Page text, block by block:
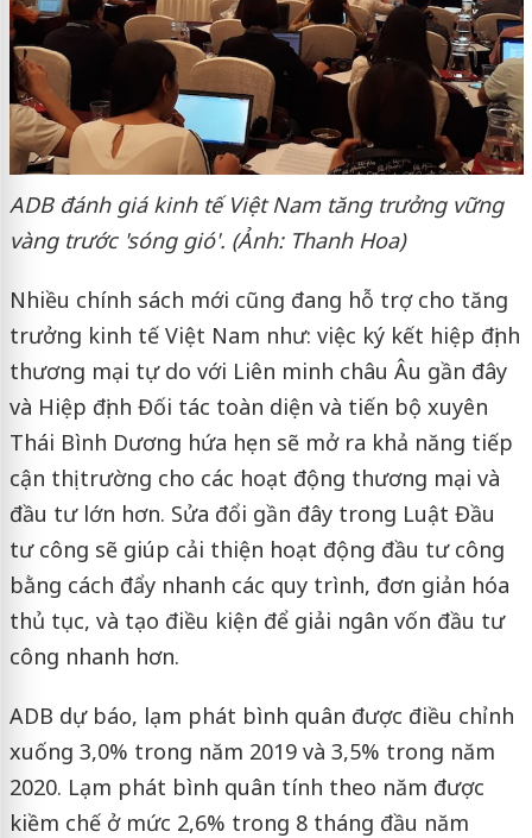
ADB đánh giá kinh tế Việt Nam tăng trưởng vững
vàng trước 'sóng gió'. (Ảnh: Thanh Hoa)
Nhiều chính sách mới cũng đang hỗ trợ cho tăng
trưởng kinh tế Việt Nam như: việc ký kết hiệp định
thương mại tự do với Liên minh châu Âu gần đây
và Hiệp định Đối tác toàn diện và tiến bộ xuyên
Thái Bình Dương hứa hẹn sẽ mở ra khả năng tiếp
cận thị trường cho các hoạt động thương mại và
đầu tư lớn hơn. Sửa đổi gần đây trong Luật Đầu
tư công sẽ giúp cải thiện hoạt động đầu tư công
bằng cách đẩy nhanh các quy trình, đơn giản hóa
thủ tục, và tạo điều kiện để giải ngân vốn đầu tư
công nhanh hơn.
ADB dự báo, lạm phát bình quân được điều chỉnh
xuống 3,0% trong năm 2019 và 3,5% trong năm
2020. Lạm phát bình quân tính theo năm được
kiềm chế ở mức 2,6% trong 8 tháng đầu năm